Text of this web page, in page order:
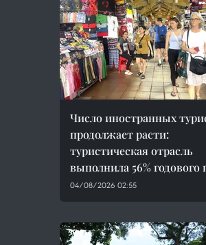
Число иностранных
продолжает расти:
туристическая отрасль
выполнила 56% годового
04/08/2026 02:55